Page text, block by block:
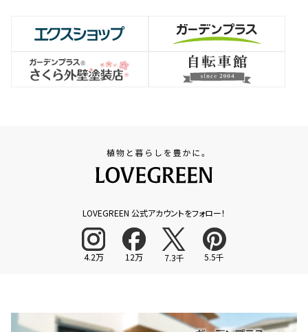
LOVEGREEN 公式アカウントをフォロー！
4.2万 12万 7.3千 5.5千